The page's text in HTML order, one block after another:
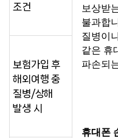
보상받
불과합
질병이
같은 휴
파손되
휴대폰
조건
보험가입 후
해외여행 중
질병/상해
발생 시